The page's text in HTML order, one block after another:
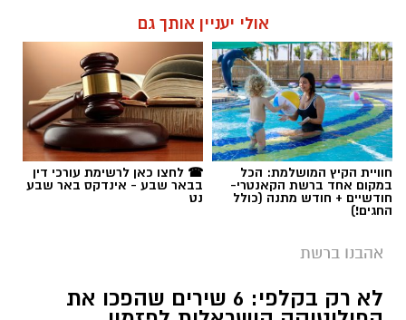
אולי יעניין אותך גם
חוויית הקיץ המושלמת: הכל
במקום אחד ברשת הקאנטרי-
חודשיים + חודש מתנה (כולל
החגים!)
☎ לחצו כאן לרשימת עורכי דין
בבאר שבע - אינדקס באר שבע
נט
אהבנו ברשת
לא רק בקלפי: 6 שירים שהפכו את